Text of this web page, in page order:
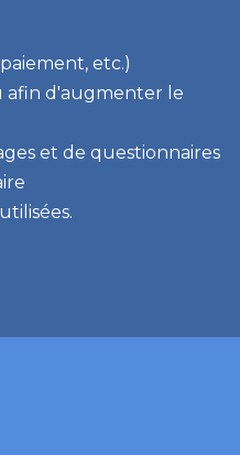
etc.)
afin d'augmenter le
et de questionnaires